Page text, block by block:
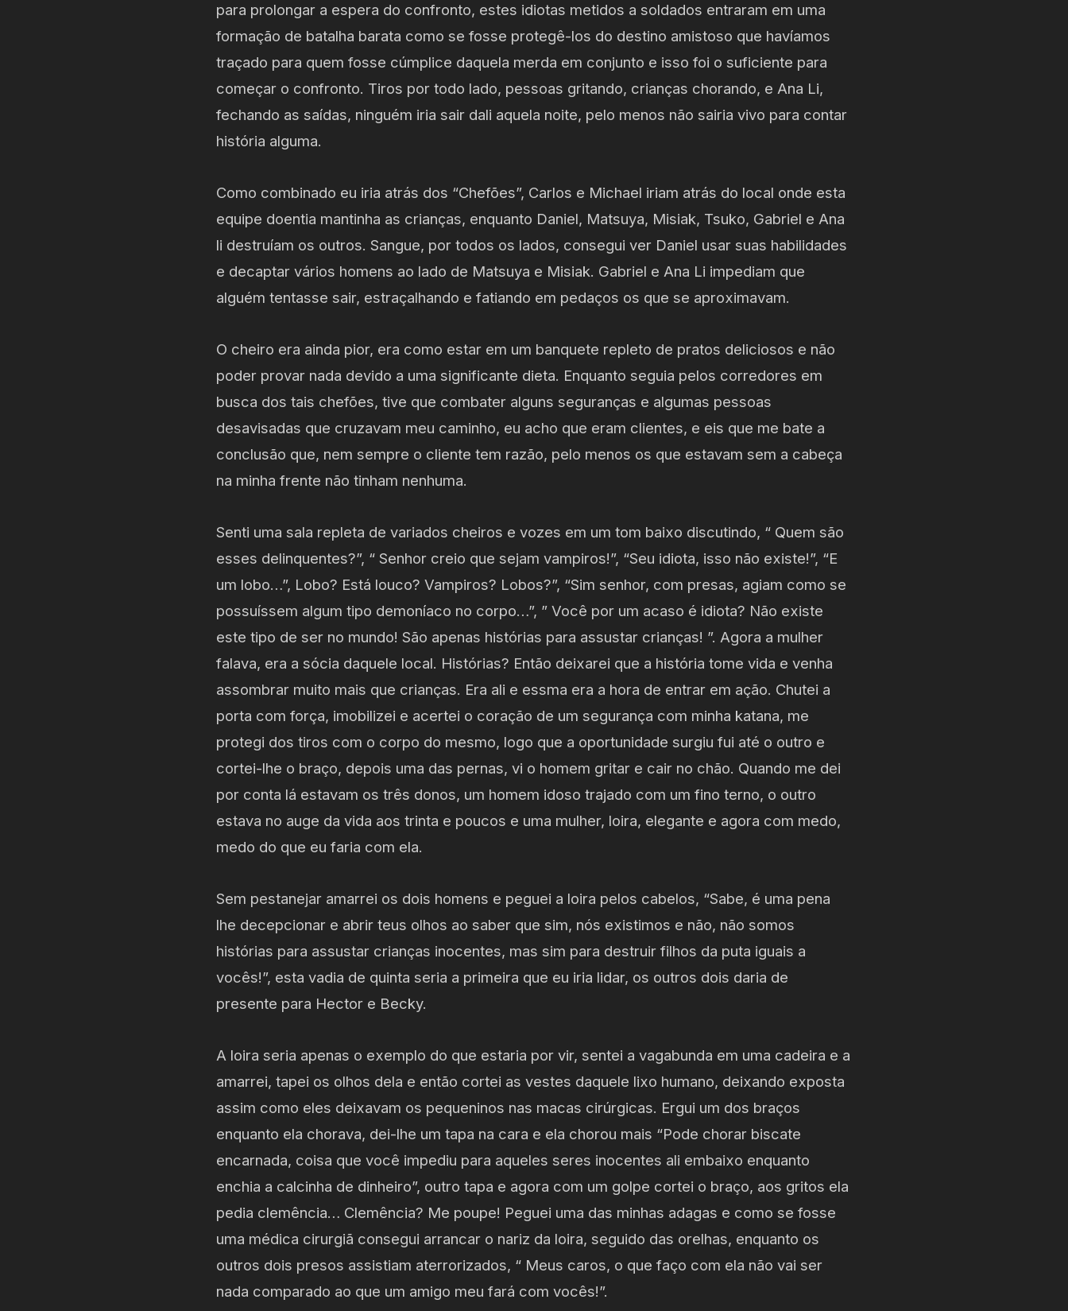
para prolongar a espera do confronto, estes idiotas metidos a soldados entraram em uma
formação de batalha barata como se fosse protegê-los do destino amistoso que havíamos
traçado para quem fosse cúmplice daquela merda em conjunto e isso foi o suficiente para
começar o confronto. Tiros por todo lado, pessoas gritando, crianças chorando, e Ana Li,
fechando as saídas, ninguém iria sair dali aquela noite, pelo menos não sairia vivo para contar
história alguma.
Como combinado eu iria atrás dos “Chefões”, Carlos e Michael iriam atrás do local onde esta
equipe doentia mantinha as crianças, enquanto Daniel, Matsuya, Misiak, Tsuko, Gabriel e Ana
li destruíam os outros. Sangue, por todos os lados, consegui ver Daniel usar suas habilidades
e decaptar vários homens ao lado de Matsuya e Misiak. Gabriel e Ana Li impediam que
alguém tentasse sair, estraçalhando e fatiando em pedaços os que se aproximavam.
O cheiro era ainda pior, era como estar em um banquete repleto de pratos deliciosos e não
poder provar nada devido a uma significante dieta. Enquanto seguia pelos corredores em
busca dos tais chefões, tive que combater alguns seguranças e algumas pessoas
desavisadas que cruzavam meu caminho, eu acho que eram clientes, e eis que me bate a
conclusão que, nem sempre o cliente tem razão, pelo menos os que estavam sem a cabeça
na minha frente não tinham nenhuma.
Senti uma sala repleta de variados cheiros e vozes em um tom baixo discutindo, “ Quem são
esses delinquentes?”, “ Senhor creio que sejam vampiros!”, “Seu idiota, isso não existe!”, “E
um lobo…”, Lobo? Está louco? Vampiros? Lobos?”, “Sim senhor, com presas, agiam como se
possuíssem algum tipo demoníaco no corpo…”, ” Você por um acaso é idiota? Não existe
este tipo de ser no mundo! São apenas histórias para assustar crianças! ”. Agora a mulher
falava, era a sócia daquele local. Histórias? Então deixarei que a história tome vida e venha
assombrar muito mais que crianças. Era ali e essma era a hora de entrar em ação. Chutei a
porta com força, imobilizei e acertei o coração de um segurança com minha katana, me
protegi dos tiros com o corpo do mesmo, logo que a oportunidade surgiu fui até o outro e
cortei-lhe o braço, depois uma das pernas, vi o homem gritar e cair no chão. Quando me dei
por conta lá estavam os três donos, um homem idoso trajado com um fino terno, o outro
estava no auge da vida aos trinta e poucos e uma mulher, loira, elegante e agora com medo,
medo do que eu faria com ela.
Sem pestanejar amarrei os dois homens e peguei a loira pelos cabelos, “Sabe, é uma pena
lhe decepcionar e abrir teus olhos ao saber que sim, nós existimos e não, não somos
histórias para assustar crianças inocentes, mas sim para destruir filhos da puta iguais a
vocês!”, esta vadia de quinta seria a primeira que eu iria lidar, os outros dois daria de
presente para Hector e Becky.
A loira seria apenas o exemplo do que estaria por vir, sentei a vagabunda em uma cadeira e a
amarrei, tapei os olhos dela e então cortei as vestes daquele lixo humano, deixando exposta
assim como eles deixavam os pequeninos nas macas cirúrgicas. Ergui um dos braços
enquanto ela chorava, dei-lhe um tapa na cara e ela chorou mais “Pode chorar biscate
encarnada, coisa que você impediu para aqueles seres inocentes ali embaixo enquanto
enchia a calcinha de dinheiro”, outro tapa e agora com um golpe cortei o braço, aos gritos ela
pedia clemência… Clemência? Me poupe! Peguei uma das minhas adagas e como se fosse
uma médica cirurgiã consegui arrancar o nariz da loira, seguido das orelhas, enquanto os
outros dois presos assistiam aterrorizados, “ Meus caros, o que faço com ela não vai ser
nada comparado ao que um amigo meu fará com vocês!”.